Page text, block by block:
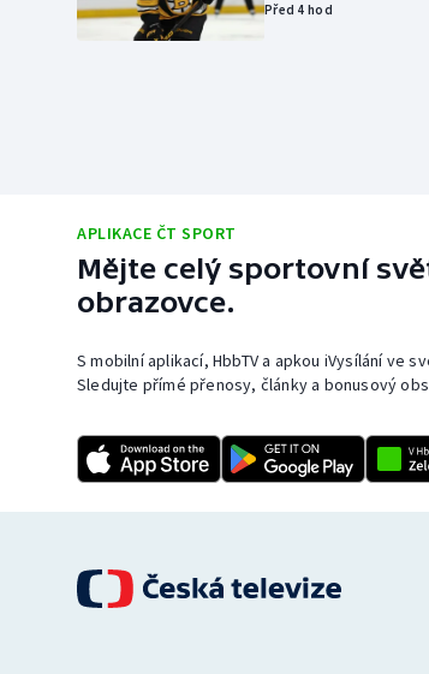
Před 4 hod
APLIKACE ČT SPORT
Mějte celý sportovní
obrazovce.
S mobilní aplikací, HbbTV a apkou iVysílání ve
Sledujte přímé přenosy, články a bonusový